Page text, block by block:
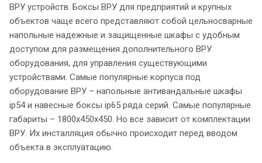
ВРУ устройств. Боксы ВРУ для предприятий и крупных
объектов чаще всего представляют собой цельносварные
напольные надежные и защищенные шкафы с удобным
доступом для размещения дополнительного ВРУ
оборудования, для управления существующими
устройствами. Самые популярные корпуса под
оборудование ВРУ – напольные антивандальные шкафы
ip54 и навесные боксы ip65 ряда серий. Самые популярные
габариты – 1800х450х450. Но все зависит от комплектации
ВРУ. Их инсталляция обычно происходит перед вводом
объекта в эксплуатацию.